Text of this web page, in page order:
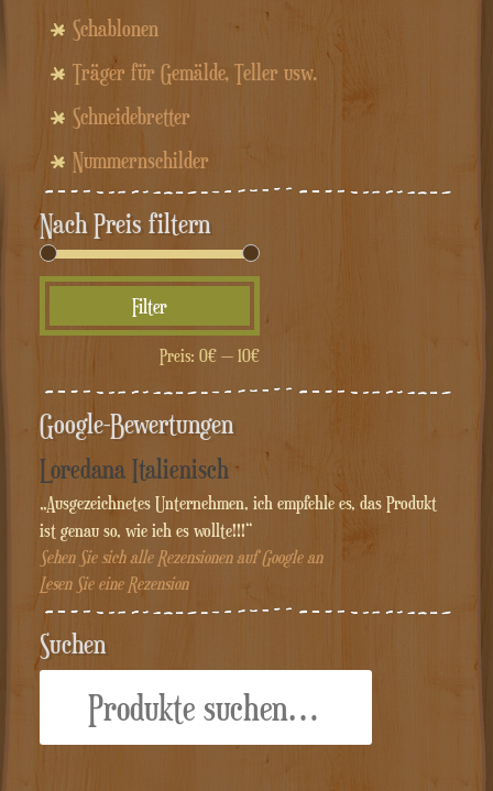
Schablonen
Träger für Gemälde, Teller usw.
Schneidebretter
Nummernschilder
Nach Preis filtern
Preis
Preis
Filter
Preis: 0€— 10€
Google-Bewertungen
Loredana Italienisch
„Ausgezeichnetes Unternehmen, ich empfehle es, das Produkt
ist genau so, wie ich es wollte!!!“
Sehen Sie sich alle Rezensionen auf Google an
Lesen Sie eine Rezension
Suchen